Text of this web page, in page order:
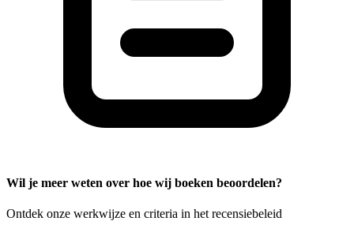
Wil je meer weten over hoe wij boeken beoordelen?
Ontdek onze werkwijze en criteria in het recensiebeleid